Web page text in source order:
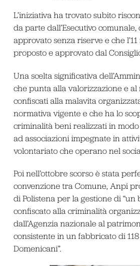
L’iniziativa ha trovato subito
da parte dall’Esecutivo comunale,
approvato senza riserve e che
proposto e approvato dal
Una scelta significativa
che punta alla valorizzazione e
confiscati alla malavita
normativa vigente e che ha lo
criminalità beni realizzati in
ad associazioni impegnate in
volontariato che operano nel
Poi nell’ottobre scorso è stata
convenzione tra Comune, Anpi
di Polistena per la gestione di “un
confiscato alla criminalità
dall’Agenzia nazionale al
consistente in un fabbricato di
Domenicani”.